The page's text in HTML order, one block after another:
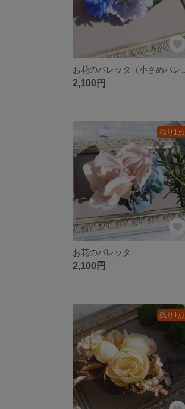
2,100円
残り1点
お花のバレッタ
2,100円
残り1点